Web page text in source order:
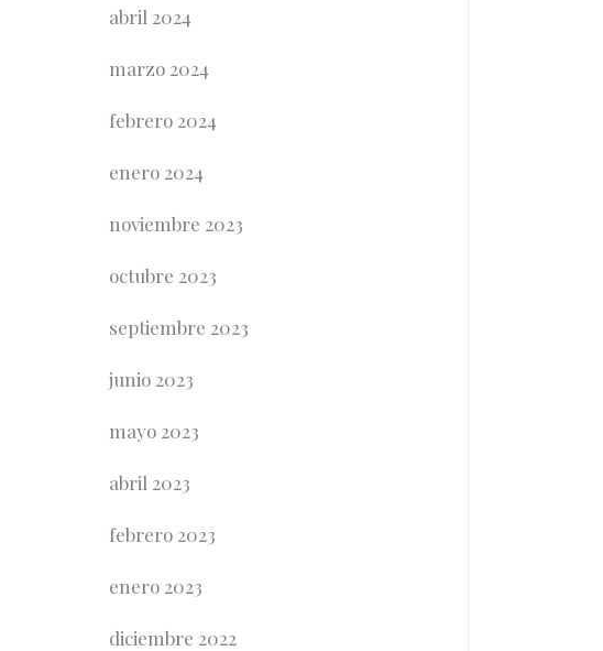
abril 2024
marzo 2024
febrero 2024
enero 2024
noviembre 2023
octubre 2023
septiembre 2023
junio 2023
mayo 2023
abril 2023
febrero 2023
enero 2023
diciembre 2022